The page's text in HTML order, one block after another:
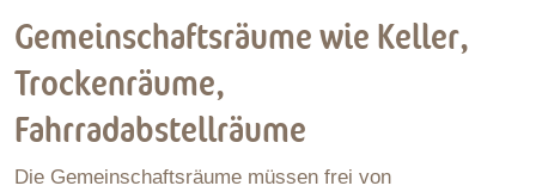
Gemeinschaftsräume wie Keller,
Trockenräume,
Fahrradabstellräume
Die Gemeinschaftsräume müssen frei von